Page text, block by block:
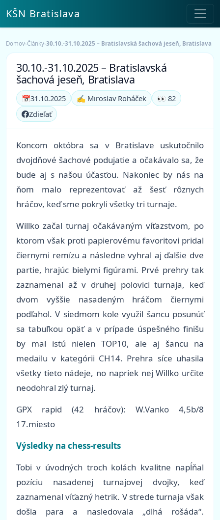
KŠN Bratislava
Domov›Články›30.10.-31.10.2025 – Bratislavská šachová jeseň, Bratislava
30.10.-31.10.2025 – Bratislavská
šachová jeseň, Bratislava
📅31.10.2025 ✍️ Miroslav Roháček
👀 82
Zdieľať
Koncom októbra sa v Bratislave uskutočnilo
dvojdňové šachové podujatie a očakávalo sa, že
bude aj s našou účasťou. Nakoniec by nás na
ňom malo reprezentovať až šesť rôznych
hráčov, keď sme pokryli všetky tri turnaje.
Willko začal turnaj očakávaným víťazstvom, po
ktorom však proti papierovému favoritovi pridal
čiernymi remízu a následne vyhral aj ďalšie dve
partie, hrajúc bielymi figúrami. Prvé prehry tak
zaznamenal až v druhej polovici turnaja, keď
dvom vyššie nasadeným hráčom čiernymi
podľahol. V siedmom kole využil šancu posunúť
sa tabuľkou opäť a v prípade úspešného finišu
by mal istú nielen TOP10, ale aj šancu na
medailu v kategórii CH14. Prehra síce uhasila
všetky tieto nádeje, no napriek nej Willko určite
neodohral zlý turnaj.
GPX rapid (42 hráčov): W.Vanko 4,5b/8
17.miesto
Výsledky na chess-results
Tobi v úvodných troch kolách kvalitne napĺňal
pozíciu nasadenej turnajovej dvojky, keď
zaznamenal víťazný hetrik. V strede turnaja však
došla para a nasledovala „dlhá rošáda“.